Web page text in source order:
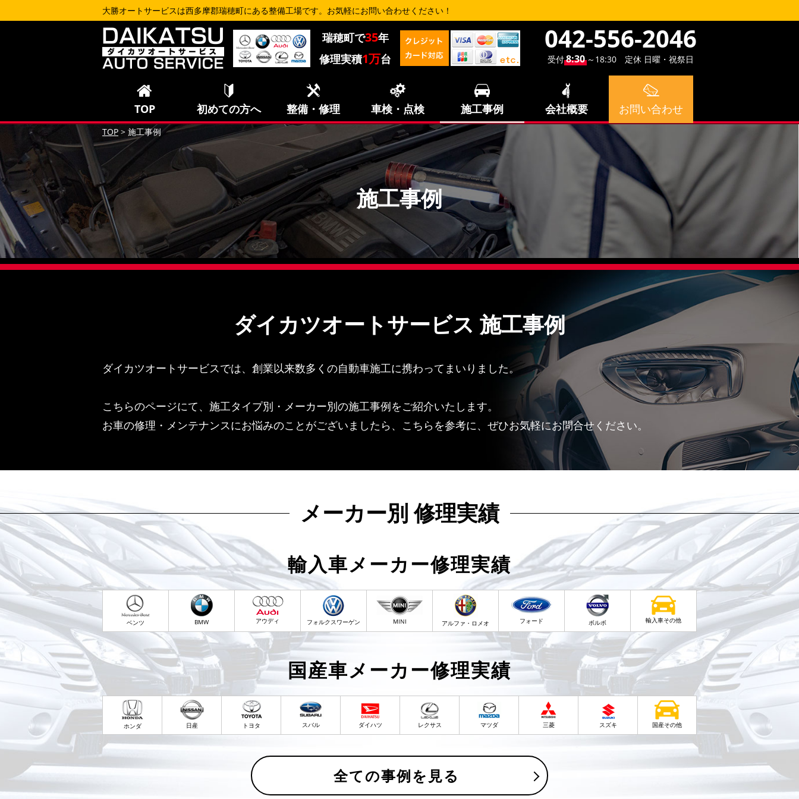
大勝オートサービスは西多摩郡瑞穂町にある整備工場です。お気軽にお問い合わせください！
瑞穂町で35年
修理実積1万台
042-556-2046
受付8:30 ～18:30 定休 日曜・祝祭日
TOP 初めての方へ 整備・修理 車検・点検 施工事例 会社概要 お問い合わせ
TOP > 施工事例
施工事例
ダイカツオートサービス 施工事例
ダイカツオートサービスでは、創業以来数多くの自動車施工に携わってまいりました。
こちらのページにて、施工タイプ別・メーカー別の施工事例をご紹介いたします。
お車の修理・メンテナンスにお悩みのことがございましたら、こちらを参考に、ぜひお気軽にお問合せください。
メーカー別 修理実績
輸入車メーカー修理実績
ベンツ BMW アウディ フォルクスワーゲン MINI アルファ・ロメオ フォード ボルボ 輸入車その他
国産車メーカー修理実績
ホンダ 日産 トヨタ スバル ダイハツ レクサス マツダ 三菱 スズキ 国産その他
全ての事例を見る